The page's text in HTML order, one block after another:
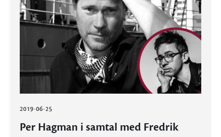
2019-06-25
Per Hagman i samtal med Fredrik